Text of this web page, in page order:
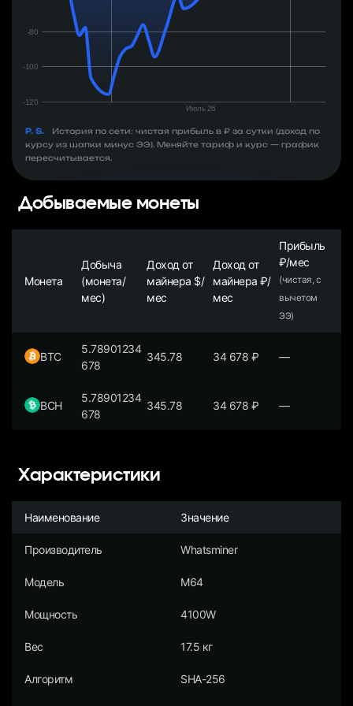
P. S.
История по сети: чистая прибыль в ₽ за сутки (доход по
курсу из шапки минус ЭЭ). Меняйте тариф и курс — график
пересчитывается.
Добываемые монеты
Монета
Добыча
(монета/
мес)
Доход от
майнера $/
мес
Доход от
майнера ₽/
мес
Прибыль
₽/мес
(чистая, с
вычетом
ЭЭ)
BTC
5.78901234
678
345.78 34 678 ₽ —
BCH
5.78901234
678
345.78 34 678 ₽ —
Характеристики
Наименование Значение
Производитель Whatsminer
Модель M64
Мощность 4100W
Вес 17.5 кг
Алгоритм SHA-256